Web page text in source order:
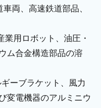
両、高速鉄道部品、
用ロボット、油圧・
ム合金構造部品の溶
ーブラケット、風力
変電機器のアルミニウ